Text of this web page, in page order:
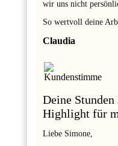
wir uns nicht
So wertvoll deine
Claudia
Deine
Highlight für
Liebe Simone,